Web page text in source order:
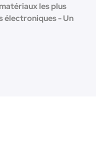
les plus
électroniques - Un